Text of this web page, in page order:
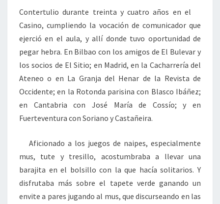
Contertulio durante treinta y cuatro años en el
Casino, cumpliendo la vocación de comunicador que
ejerció en el aula, y allí donde tuvo oportunidad de
pegar hebra. En Bilbao con los amigos de El Bulevar y
los socios de El Sitio; en Madrid, en la Cacharrería del
Ateneo o en La Granja del Henar de la Revista de
Occidente; en la Rotonda parisina con Blasco Ibáñez;
en Cantabria con José María de Cossío; y en
Fuerteventura con Soriano y Castañeira.
Aficionado a los juegos de naipes, especialmente
mus, tute y tresillo, acostumbraba a llevar una
barajita en el bolsillo con la que hacía solitarios. Y
disfrutaba más sobre el tapete verde ganando un
envite a pares jugando al mus, que discurseando en las